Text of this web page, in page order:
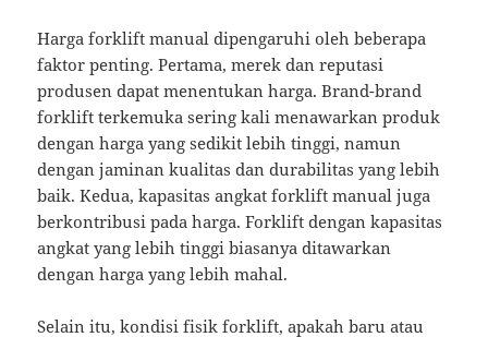
Harga forklift manual dipengaruhi oleh beberapa
faktor penting. Pertama, merek dan reputasi
produsen dapat menentukan harga. Brand-brand
forklift terkemuka sering kali menawarkan produk
dengan harga yang sedikit lebih tinggi, namun
dengan jaminan kualitas dan durabilitas yang lebih
baik. Kedua, kapasitas angkat forklift manual juga
berkontribusi pada harga. Forklift dengan kapasitas
angkat yang lebih tinggi biasanya ditawarkan
dengan harga yang lebih mahal.
Selain itu, kondisi fisik forklift, apakah baru atau